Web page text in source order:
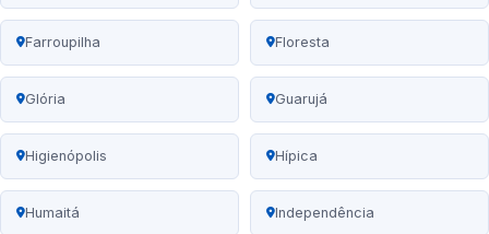
Farroupilha Floresta
Glória Guarujá
Higienópolis Hípica
Humaitá Independência